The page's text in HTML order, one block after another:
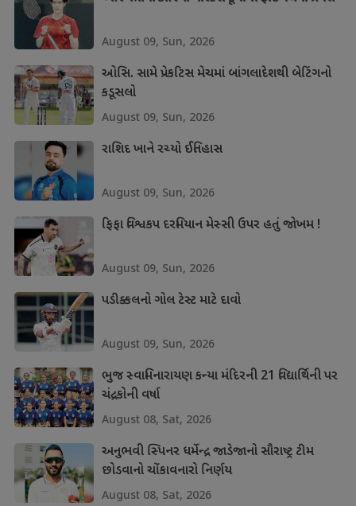
August 09, Sun, 2026
ઓસિ. સામે પ્રેકટિસ મેચમાં બાંગલાદેશથી બેટિંગનો
કડૂસલો
August 09, Sun, 2026
રાશિદ ખાને રચ્યો ઈતિહાસ
August 09, Sun, 2026
ફિફા વિશ્વકપ દરમિયાન મેસ્સી ઉપર હતું જોખમ !
August 09, Sun, 2026
પડીક્કલનો ગોલ ટેસ્ટ માટે દાવો
August 09, Sun, 2026
ભુજ સ્વામિનારાયણ કન્યા મંદિરની 21 વિદ્યાર્થિની પર
ચંદ્રકોની વર્ષા
August 08, Sat, 2026
અનુભવી સ્પિનર ધર્મેન્દ્ર જાડેજાનો સૌરાષ્ટ્ર ટીમ
છોડવાનો ચોંકાવનારો નિર્ણય
August 08, Sat, 2026